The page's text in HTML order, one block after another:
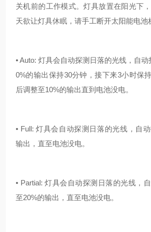
关机前的工作模式。灯具放置在阳光下
天欲让灯具休眠，请手工断开太阳能电池
• Auto: 灯具会自动探测日落的光线，自
0%的输出保持30分钟，接下来3小时保
后调整至10%的输出直到电池没电。
• Full: 灯具会自动探测日落的光线，自
输出，直至电池没电。
• Partial: 灯具会自动探测日落的光线，
至20%的输出，直至电池没电。